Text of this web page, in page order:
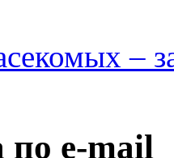
–
по e-mail